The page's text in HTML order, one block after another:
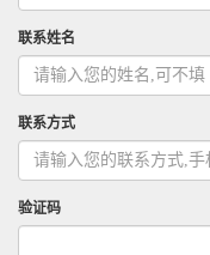
联系姓名
联系方式
验证码